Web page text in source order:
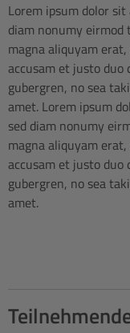
Lorem ipsum dolor
diam nonumy
magna aliquyam
accusam et justo duo
gubergren, no sea
amet. Lorem ipsum
sed diam nonumy
magna aliquyam
accusam et justo duo
gubergren, no sea
amet.